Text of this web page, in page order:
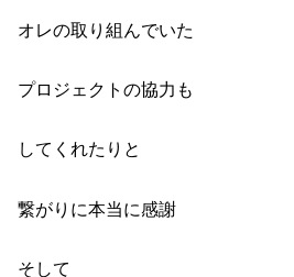
オレの取り組んでいた
プロジェクトの協力も
してくれたりと
繋がりに本当に感謝
そして